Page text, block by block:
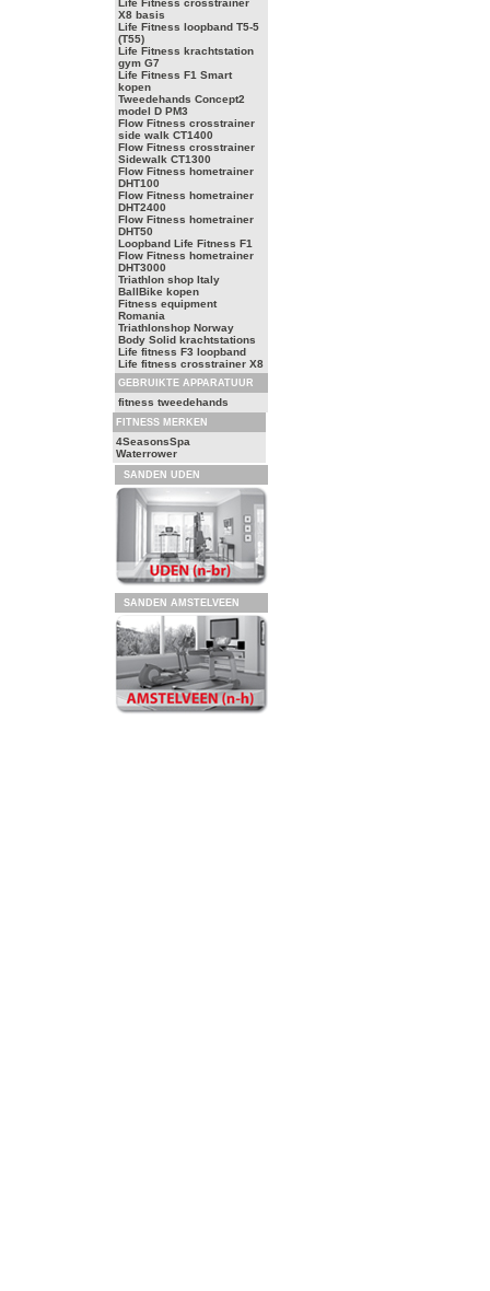
Life Fitness crosstrainer
X8 basis
Life Fitness loopband T5-5
(T55)
Life Fitness krachtstation
gym G7
Life Fitness F1 Smart
kopen
Tweedehands Concept2
model D PM3
Flow Fitness crosstrainer
side walk CT1400
Flow Fitness crosstrainer
Sidewalk CT1300
Flow Fitness hometrainer
DHT100
Flow Fitness hometrainer
DHT2400
Flow Fitness hometrainer
DHT50
Loopband Life Fitness F1
Flow Fitness hometrainer
DHT3000
Triathlon shop Italy
BallBike kopen
Fitness equipment
Romania
Triathlonshop Norway
Body Solid krachtstations
Life fitness F3 loopband
Life fitness crosstrainer X8
GEBRUIKTE APPARATUUR
fitness tweedehands
FITNESS MERKEN
4SeasonsSpa
Waterrower
SANDEN UDEN
SANDEN AMSTELVEEN